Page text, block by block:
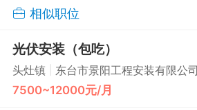
相似职位
光伏安装（包吃）
头灶镇 东台市景阳工程安装有限公司
7500~12000元/月